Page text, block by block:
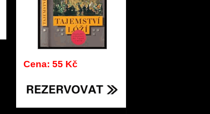
Cena: 55 Kč